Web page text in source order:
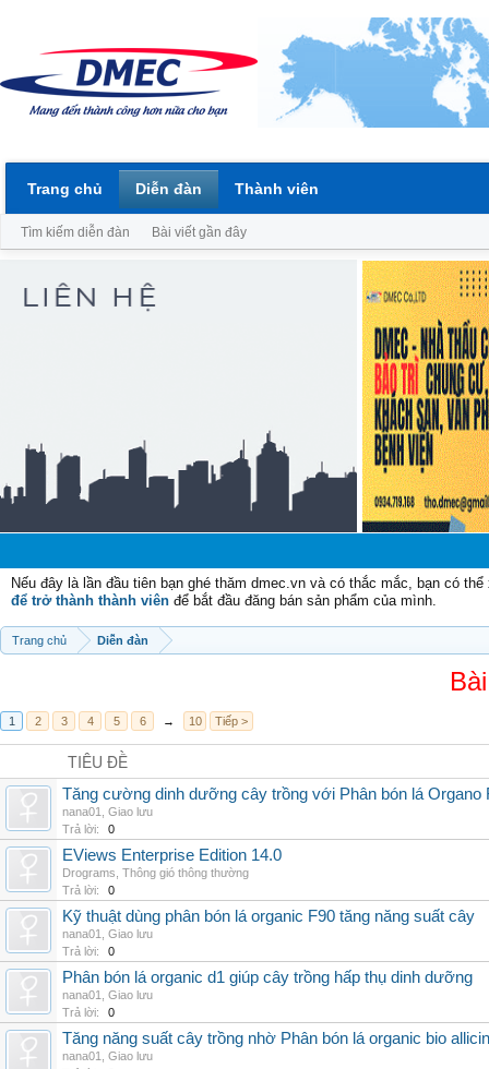
Nếu đây là lần đầu tiên bạn ghé thăm dmec.vn và có thắc mắc, bạn có
để trở thành thành viên để bắt đầu đăng bán sản phẩm của mình.
Trang chủ Diễn đàn
1 2 3 4 5 6 → 10 Tiếp >
TIÊU ĐỀ
Tăng cường dinh dưỡng cây trồng với Phân bón lá Organo
nana01
Giao lưu
Trả lời:
0
EViews Enterprise Edition 14.0
Drograms Thông gió thông thường
Trả lời:
0
Kỹ thuật dùng phân bón lá organic F90 tăng năng suất cây
nana01
Giao lưu
Trả lời:
0
Phân bón lá organic d1 giúp cây trồng hấp thụ dinh dưỡng
nana01
Giao lưu
Trả lời:
0
Tăng năng suất cây trồng nhờ Phân bón lá organic bio allicin
nana01
Giao lưu
Trang chủ Diễn đàn
Tìm kiếm diễn đàn Bài viết gần đây
Thành viên